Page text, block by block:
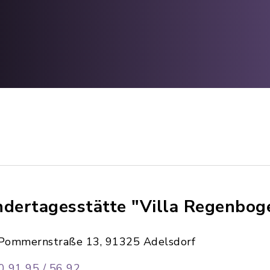
"Villa
13, 91325 Adelsdorf